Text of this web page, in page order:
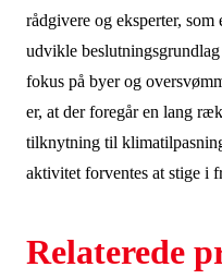
rådgivere og eksperter, som
udvikle
fokus på byer og
er, at der foregår en lang
tilknytning til
aktivitet forventes at stige i
Relaterede